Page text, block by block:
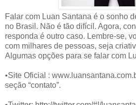
Falar com Luan Santana é o sonho
no Brasil. Não é tão difícil. Agora,
responda é outro caso. Lembre-se,
com milhares de pessoas, seja
Algumas opções para se falar com
•Site Oficial :
seção “contato”.